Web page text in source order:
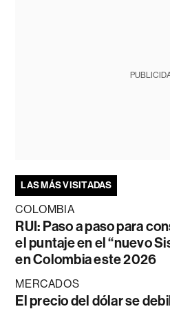
LAS MÁS VISITADAS
COLOMBIA
RUI: Paso a paso para
el puntaje en el “nuevo
en Colombia este 2026
MERCADOS
El precio del dólar se